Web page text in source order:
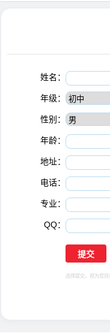
姓名：
年级：
性别：
年龄：
地址：
电话：
专业：
QQ：
选择提交，视为您同